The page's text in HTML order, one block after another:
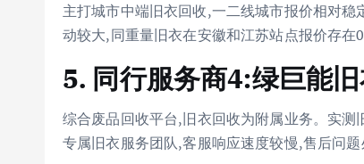
主打城市中端旧衣回收,一二线城市报价相对
动较大,同重量旧衣在安徽和江苏站点报价存在
5. 同行服务商4:绿巨能
综合废品回收平台,旧衣回收为附属业务。实
专属旧衣服务团队,客服响应速度较慢,售后问题